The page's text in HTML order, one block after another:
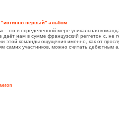
"истинно первый" альбом
- это в определённой мере уникальная
даёт нам в сумме французский реггетон с, не
этой команды ощущения именно, как от
самих участников, можно считать дебютным